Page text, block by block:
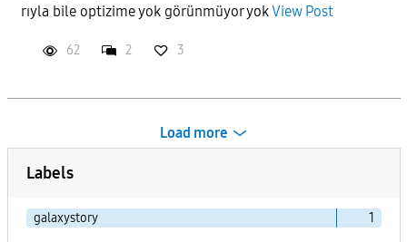
rıyla bile optizime yok görünmüyor yokView Post
62 2 3
Load more
Labels
galaxystory 1